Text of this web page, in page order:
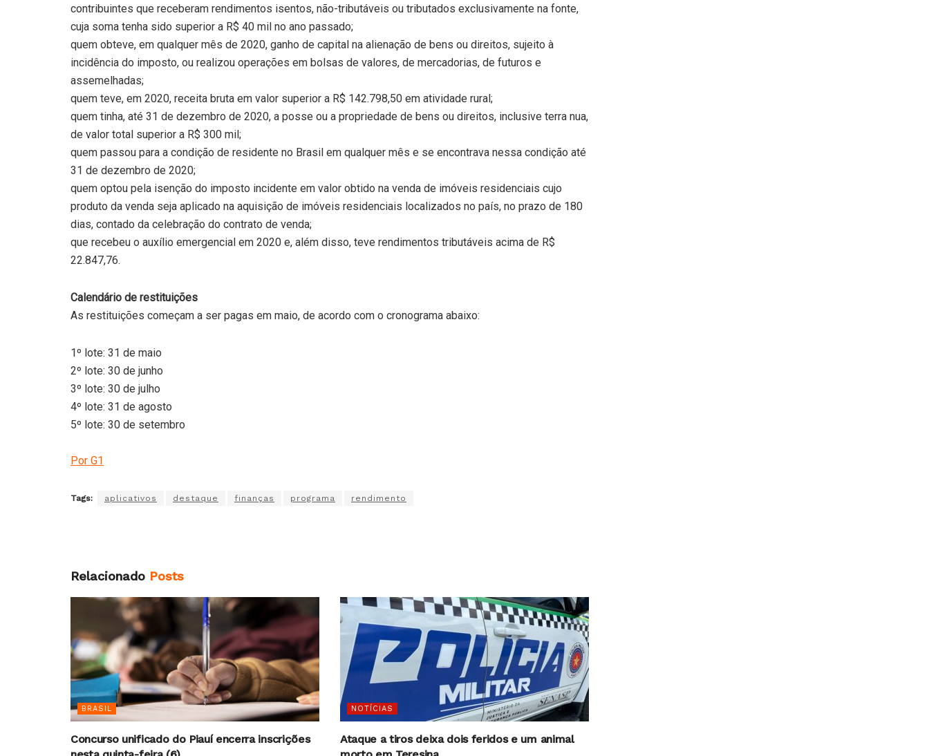
contribuintes que receberam rendimentos isentos, não-tributáveis ou tributados exclusivamente na fonte,
cuja soma tenha sido superior a R$ 40 mil no ano passado;
quem obteve, em qualquer mês de 2020, ganho de capital na alienação de bens ou direitos, sujeito à
incidência do imposto, ou realizou operações em bolsas de valores, de mercadorias, de futuros e
assemelhadas;
quem teve, em 2020, receita bruta em valor superior a R$ 142.798,50 em atividade rural;
quem tinha, até 31 de dezembro de 2020, a posse ou a propriedade de bens ou direitos, inclusive terra nua,
de valor total superior a R$ 300 mil;
quem passou para a condição de residente no Brasil em qualquer mês e se encontrava nessa condição até
31 de dezembro de 2020;
quem optou pela isenção do imposto incidente em valor obtido na venda de imóveis residenciais cujo
produto da venda seja aplicado na aquisição de imóveis residenciais localizados no país, no prazo de 180
dias, contado da celebração do contrato de venda;
que recebeu o auxílio emergencial em 2020 e, além disso, teve rendimentos tributáveis acima de R$
22.847,76.
Calendário de restituições
As restituições começam a ser pagas em maio, de acordo com o cronograma abaixo:
1º lote: 31 de maio
2º lote: 30 de junho
3º lote: 30 de julho
4º lote: 31 de agosto
5º lote: 30 de setembro
Por G1
Tags: aplicativos destaque finanças programa rendimento
Relacionado Posts
BRASIL
Concurso unificado do Piauí encerra inscrições
NOTÍCIAS
Ataque a tiros deixa dois feridos e um animal